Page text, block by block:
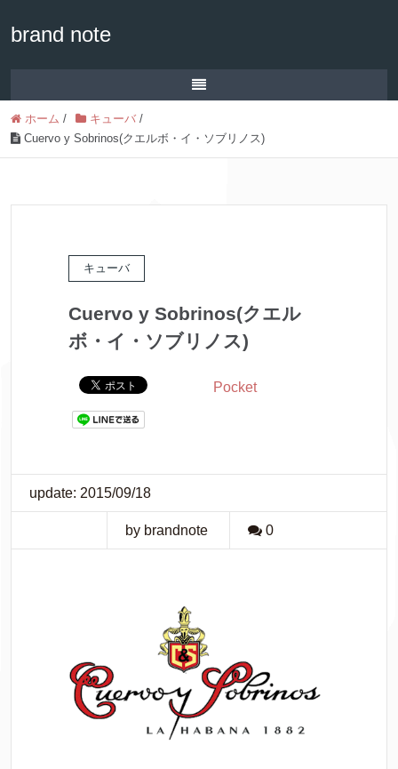
brand note
ホーム / キューバ /
Cuervo y Sobrinos(クエルボ・イ・ソブリノス)
キューバ
Cuervo y Sobrinos(クエル
ボ・イ・ソブリノス)
Pocket
update: 2015/09/18
by brandnote 0